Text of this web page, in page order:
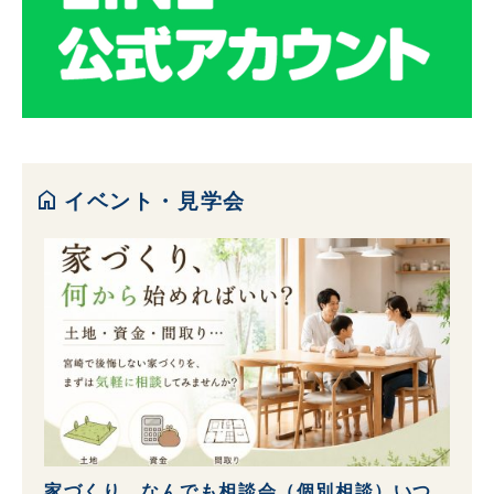
home イベント・見学会